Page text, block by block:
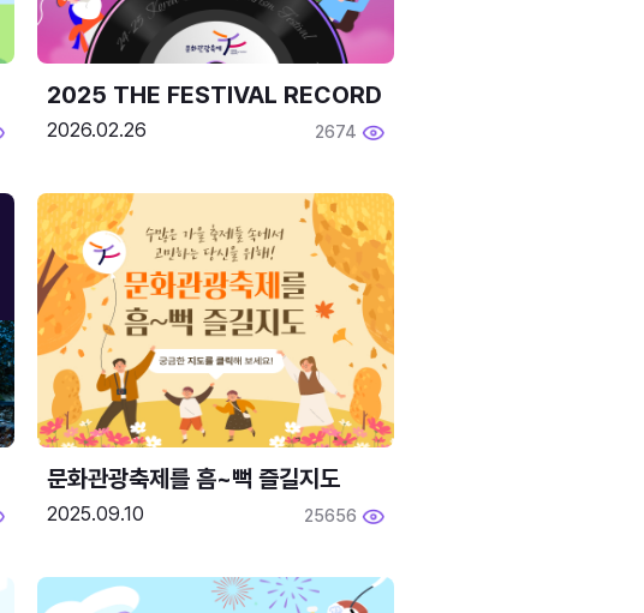
2025 THE FESTIVAL RECORD
2026.02.26 2674
문화관광축제를 흠~뻑 즐길지도
2025.09.10 25656